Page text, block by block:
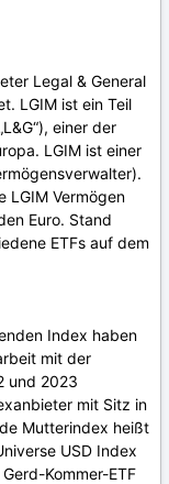
Legal & General
LGIM ist ein Teil
einer der
LGIM ist einer
LGIM Vermögen
Euro. Stand
ETFs auf dem
Index haben
mit der
und 2023
mit Sitz in
Mutterindex heißt
USD Index
Kommer-ETF